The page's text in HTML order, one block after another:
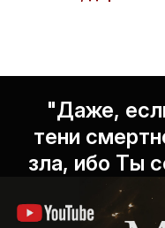
"Даже,
тени
зла, ибо Ты